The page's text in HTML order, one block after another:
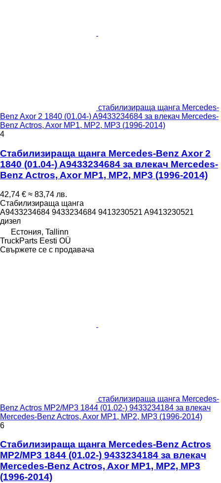
стабилизираща щанга Mercedes-
Benz Axor 2 1840 (01.04-) A9433234684 за влекач Mercedes-
Benz Actros, Axor MP1, MP2, MP3 (1996-2014)
4
Стабилизираща щанга Mercedes-Benz Axor 2
1840 (01.04-) A9433234684 за влекач Mercedes-
Benz Actros, Axor MP1, MP2, MP3 (1996-2014)
42,74 € ≈ 83,74 лв.
Стабилизираща щанга
A9433234684 9433234684 9413230521 A9413230521
дизел
Естония, Tallinn
TruckParts Eesti OÜ
Свържете се с продавача
стабилизираща щанга Mercedes-
Benz Actros MP2/MP3 1844 (01.02-) 9433234184 за влекач
Mercedes-Benz Actros, Axor MP1, MP2, MP3 (1996-2014)
6
Стабилизираща щанга Mercedes-Benz Actros
MP2/MP3 1844 (01.02-) 9433234184 за влекач
Mercedes-Benz Actros, Axor MP1, MP2, MP3
(1996-2014)